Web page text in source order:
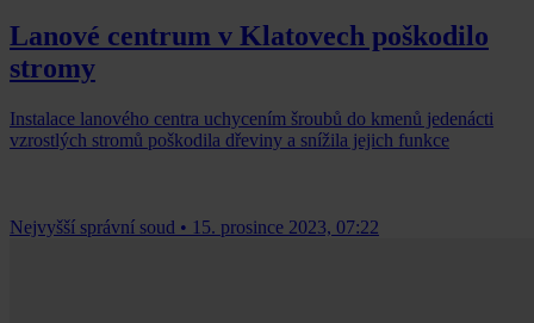
Lanové centrum v Klatovech poškodilo
stromy
Instalace lanového centra uchycením šroubů do kmenů jedenácti
vzrostlých stromů poškodila dřeviny a snížila jejich funkce
Nejvyšší správní soud • 15. prosince 2023, 07:22